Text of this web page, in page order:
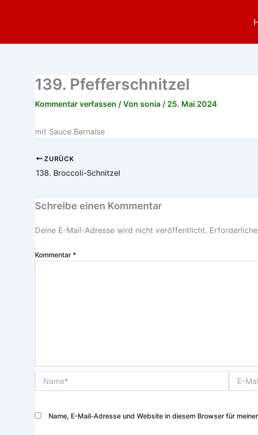
139. Pfefferschnitzel
Kommentar verfassen / Von sonia / 25. Mai 2024
mit Sauce Bernaise
ZURÜCK
138. Broccoli-Schnitzel
Schreibe einen Kommentar
Deine E-Mail-Adresse wird nicht veröffentlicht.
Kommentar *
Mail-
Name, E-Mail-Adresse und Website in diesem Browser für